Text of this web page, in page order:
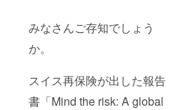
みなさんご存知でしょう
か。
スイス再保険が出した報告
書「Mind the risk: A global